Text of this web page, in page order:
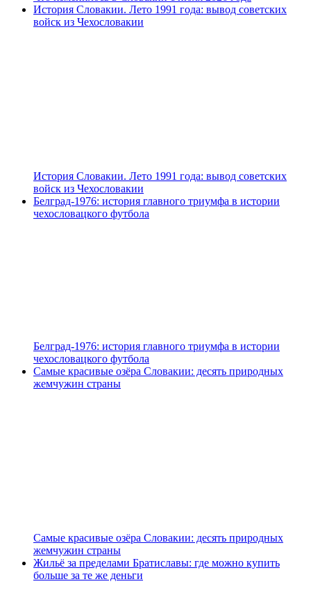
История Словакии. Лето 1991 года: вывод советских
войск из Чехословакии
История Словакии. Лето 1991 года: вывод советских
войск из Чехословакии
Белград-1976: история главного триумфа в истории
чехословацкого футбола
Белград-1976: история главного триумфа в истории
чехословацкого футбола
Самые красивые озёра Словакии: десять природных
жемчужин страны
Самые красивые озёра Словакии: десять природных
жемчужин страны
Жильё за пределами Братиславы: где можно купить
больше за те же деньги